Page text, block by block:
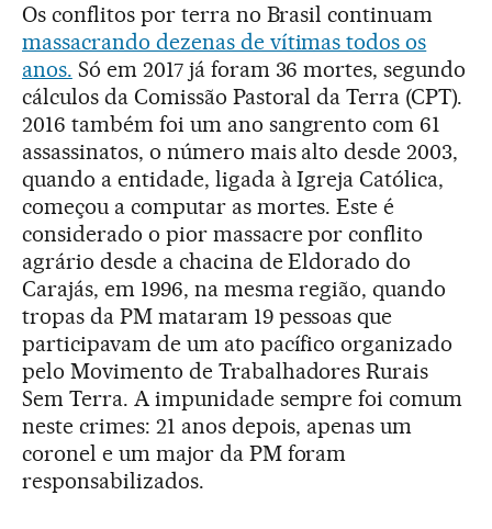
Os conflitos por terra no Brasil continuam
massacrando dezenas de vítimas todos os
anos. Só em 2017 já foram 36 mortes, segundo
cálculos da Comissão Pastoral da Terra (CPT).
2016 também foi um ano sangrento com 61
assassinatos, o número mais alto desde 2003,
quando a entidade, ligada à Igreja Católica,
começou a computar as mortes. Este é
considerado o pior massacre por conflito
agrário desde a chacina de Eldorado do
Carajás, em 1996, na mesma região, quando
tropas da PM mataram 19 pessoas que
participavam de um ato pacífico organizado
pelo Movimento de Trabalhadores Rurais
Sem Terra. A impunidade sempre foi comum
neste crimes: 21 anos depois, apenas um
coronel e um major da PM foram
responsabilizados.